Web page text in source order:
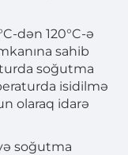
dən 120°C-ə
sahib
soğutma
isidilmə
olaraq idarə
soğutma